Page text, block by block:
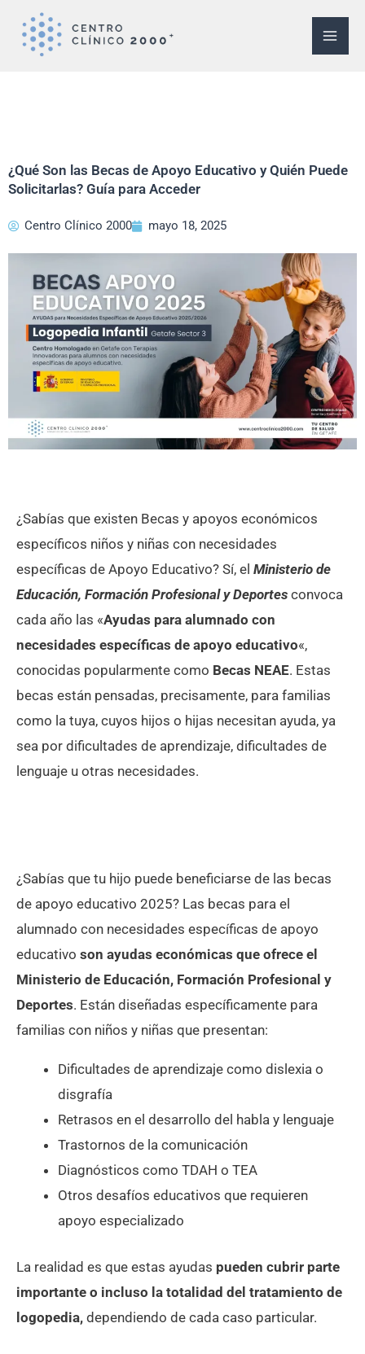
¿Qué Son las Becas de Apoyo Educativo y Quién Puede
Solicitarlas? Guía para Acceder
Centro Clínico 2000 mayo 18, 2025
¿Sabías que existen Becas y apoyos económicos
específicos niños y niñas con necesidades
específicas de Apoyo Educativo? Sí, el Ministerio de
Educación, Formación Profesional y Deportes convoca
cada año las «Ayudas para alumnado con
necesidades específicas de apoyo educativo«,
conocidas popularmente como Becas NEAE. Estas
becas están pensadas, precisamente, para familias
como la tuya, cuyos hijos o hijas necesitan ayuda, ya
sea por dificultades de aprendizaje, dificultades de
lenguaje u otras necesidades.
¿Sabías que tu hijo puede beneficiarse de las becas
de apoyo educativo 2025? Las becas para el
alumnado con necesidades específicas de apoyo
educativo son ayudas económicas que ofrece el
Ministerio de Educación, Formación Profesional y
Deportes. Están diseñadas específicamente para
familias con niños y niñas que presentan:
Dificultades de aprendizaje como dislexia o
disgrafía
Retrasos en el desarrollo del habla y lenguaje
Trastornos de la comunicación
Diagnósticos como TDAH o TEA
Otros desafíos educativos que requieren
apoyo especializado
La realidad es que estas ayudas pueden cubrir parte
importante o incluso la totalidad del tratamiento de
logopedia, dependiendo de cada caso particular.